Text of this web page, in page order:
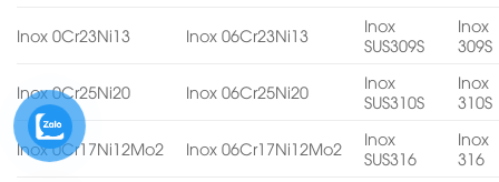
Inox 0Cr23Ni13 Inox 06Cr23Ni13
Inox
SUS309S
Inox
309S
Inox 0Cr25Ni20 Inox 06Cr25Ni20
Inox
SUS310S
Inox
310S
Inox 0Cr17Ni12Mo2 Inox 06Cr17Ni12Mo2
Inox
SUS316
Inox
316